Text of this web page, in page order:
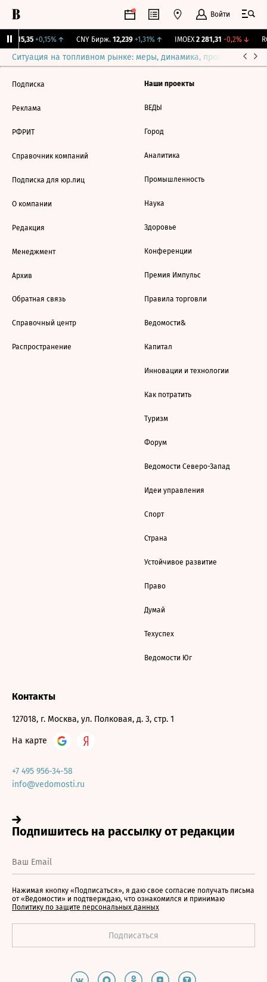
Войти
115,35 +0,15%↑ CNY Бирж. 12,239 +1,31%↑ IMOEX 2 281,31 -0,2%↓
Ситуация на топливном рынке: меры, динамика, прогнозы
Подписка
Реклама
РФРИТ
Справочник компаний
Подписка для юр.лиц
О компании
Редакция
Менеджмент
Архив
Обратная связь
Справочный центр
Распространение
Наши проекты
ВЕДЫ
Город
Аналитика
Промышленность
Наука
Здоровье
Конференции
Премия Импульс
Правила торговли
Ведомости&
Капитал
Инновации и технологии
Как потратить
Туризм
Форум
Ведомости Северо-Запад
Идеи управления
Спорт
Страна
Устойчивое развитие
Право
Думай
Техуспех
Ведомости Юг
Контакты
127018, г. Москва, ул. Полковая, д. 3, стр. 1
На карте
+7 495 956-34-58
info@vedomosti.ru
Нажимая кнопку «Подписаться», я даю свое согласие получать письма
от «Ведомости» и подтверждаю, что ознакомился и принимаю
Политику по защите персональных данных